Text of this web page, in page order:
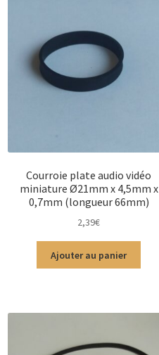
Courroie plate audio vidéo
miniature Ø21mm x 4,5mm x
0,7mm (longueur 66mm)
2,39€
Ajouter au panier